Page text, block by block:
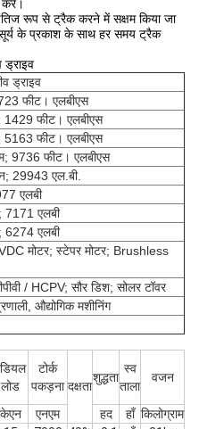
करें।
रूप से ट्रैक करने में सक्षम किया जा
के प्रकाश के साथ हर समय ट्रैक
ड्राइव
ड्राइव
फीट। एलबीएस
1429 फीट। एलबीएस
5163 फीट। एलबीएस
9736 फीट। एलबीएस
29943 एल.बी.
एलबी
एलबी
एलबी
मोटर; स्टेपर मोटर; Brushless
/ HCPV; सौर डिश; सोलर टॉवर
औद्योगिक मशीनिंग
लोड
टोर्क
पकड़ना दक्षता
शुद्धता
स्व
ताला
वजन
केएन एनएम हद हाँ किलोग्राम